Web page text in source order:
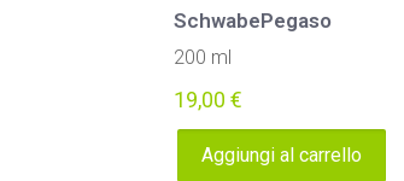
SchwabePegaso
200 ml
19,00 €
Aggiungi al carrello